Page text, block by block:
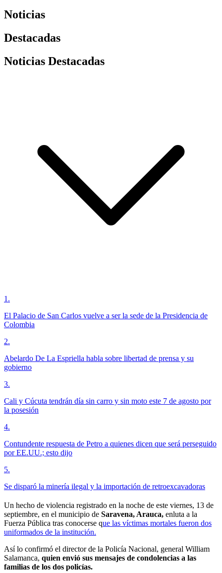
Noticias
Destacadas
Noticias Destacadas
1 .
El Palacio de San Carlos vuelve a ser la sede de la Presidencia de
Colombia
2.
Abelardo De La Espriella habla sobre libertad de prensa y su
gobierno
3.
Cali y Cúcuta tendrán día sin carro y sin moto este 7 de agosto por
la posesión
4.
Contundente respuesta de Petro a quienes dicen que será perseguido
por EE.UU.; esto dijo
5.
Se disparó la minería ilegal y la importación de retroexcavadoras
Un hecho de violencia registrado en la noche de este viernes, 13 de
septiembre, en el municipio de Saravena, Arauca, enluta a la
Fuerza Pública tras conocerse que las víctimas mortales fueron dos
uniformados de la institución.
Así lo confirmó el director de la Policía Nacional, general William
Salamanca, quien envió sus mensajes de condolencias a las
familias de los dos policías.